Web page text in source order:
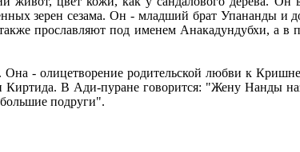
зерен сезама. Он - младший брат Упананды и
прославляют под именем Анакадундубхи, а
- олицетворение родительской любви к
Киртида. В Ади-пуране говорится: "Жену Нанды
подруги".